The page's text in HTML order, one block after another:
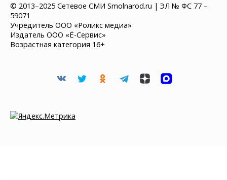
© 2013–2025 Сетевое СМИ Smolnarod.ru | ЭЛ № ФС 77 –
59071
Учредитель ООО «Роликс медиа»
Издатель ООО «Ё-Сервис»
Возрастная категория 16+